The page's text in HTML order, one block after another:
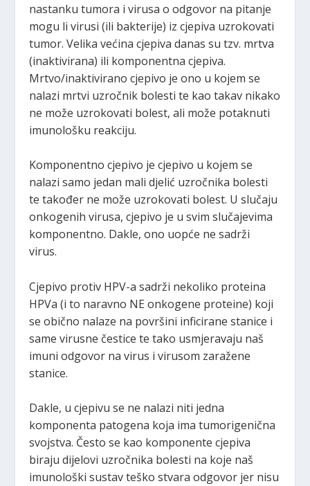
nastanku tumora i virusa o odgovor na pitanje
mogu li virusi (ili bakterije) iz cjepiva uzrokovati
tumor. Velika većina cjepiva danas su tzv. mrtva
(inaktivirana) ili komponentna cjepiva.
Mrtvo/inaktivirano cjepivo je ono u kojem se
nalazi mrtvi uzročnik bolesti te kao takav nikako
ne može uzrokovati bolest, ali može potaknuti
imunološku reakciju.
Komponentno cjepivo je cjepivo u kojem se
nalazi samo jedan mali djelić uzročnika bolesti
te također ne može uzrokovati bolest. U slučaju
onkogenih virusa, cjepivo je u svim slučajevima
komponentno. Dakle, ono uopće ne sadrži
virus.
Cjepivo protiv HPV-a sadrži nekoliko proteina
HPVa (i to naravno NE onkogene proteine) koji
se obično nalaze na površini inficirane stanice i
same virusne čestice te tako usmjeravaju naš
imuni odgovor na virus i virusom zaražene
stanice.
Dakle, u cjepivu se ne nalazi niti jedna
komponenta patogena koja ima tumorigenična
svojstva. Često se kao komponente cjepiva
biraju dijelovi uzročnika bolesti na koje naš
imunološki sustav teško stvara odgovor jer nisu